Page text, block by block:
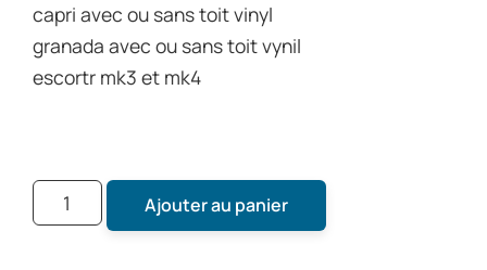
capri avec ou sans toit vinyl
granada avec ou sans toit vynil
escortr mk3 et mk4
Ajouter au panier